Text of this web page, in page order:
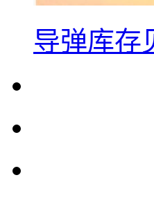
导弹库存